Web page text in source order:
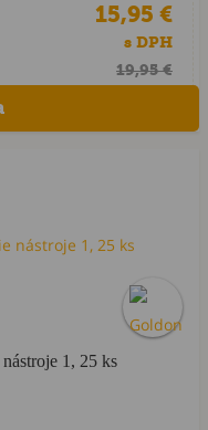
15,95 €
s DPH
19,95 €
1, 25 ks